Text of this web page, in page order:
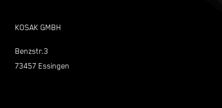
KOSAK GMBH
Benzstr.3
73457 Essingen